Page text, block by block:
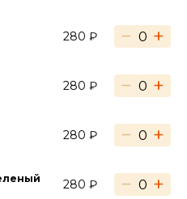
280 ₽ − +
280 ₽ − +
280 ₽ − +
280 ₽ − +